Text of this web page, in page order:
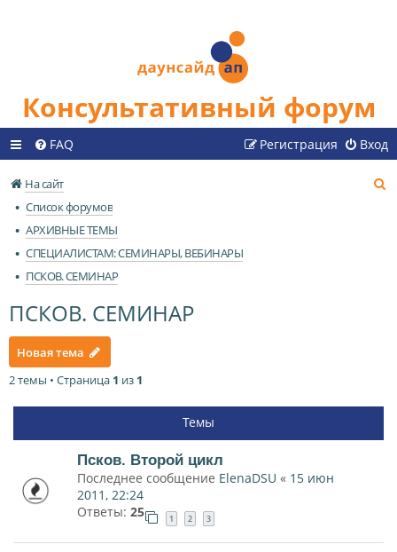
Консультативный форум
FAQ Вход
Регистрация
На сайт
Список форумов
АРХИВНЫЕ ТЕМЫ
СПЕЦИАЛИСТАМ: СЕМИНАРЫ, ВЕБИНАРЫ
ПСКОВ. СЕМИНАР
ПСКОВ. СЕМИНАР
Новая тема
2 темы • Страница 1 из 1
Темы
Псков. Второй цикл
Последнее сообщение ElenaDSU « 15 июн
2011, 22:24
Ответы: 25 1 2 3